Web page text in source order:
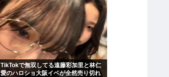
TikTokで無双してる遠藤彩加里と林仁
愛のハロショ大阪イベが全然売り切れ